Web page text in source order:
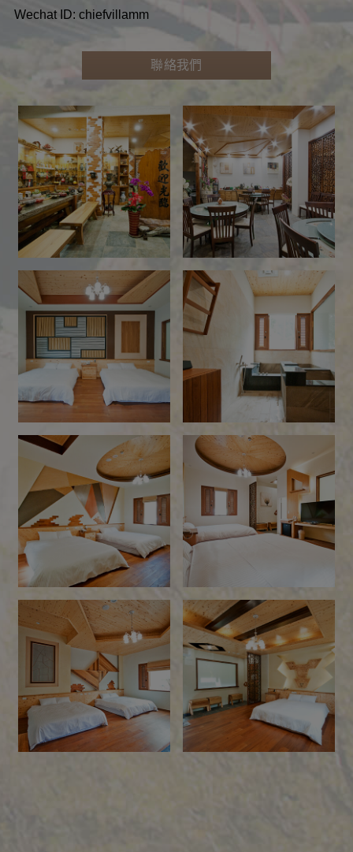
Wechat ID: chiefvillamm
聯絡我們